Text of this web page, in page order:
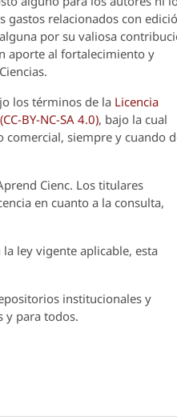
gastos relacionados con
por su valiosa
aporte al fortalecimiento y
los términos de la Licencia
BY-NC-SA 4.0), bajo la cual
comercial, siempre y cuando
Cienc. Los titulares
en cuanto a la consulta,
ley vigente aplicable, esta
institucionales y
y para todos.